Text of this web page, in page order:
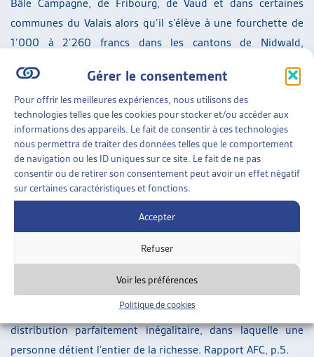
Gérer le consentement
Pour offrir les meilleures expériences, nous utilisons des
technologies telles que les cookies pour stocker et/ou accéder aux
informations des appareils. Le fait de consentir à ces technologies
nous permettra de traiter des données telles que le comportement
de navigation ou les ID uniques sur ce site. Le fait de ne pas
consentir ou de retirer son consentement peut avoir un effet négatif
sur certaines caractéristiques et fonctions.
Accepter
Refuser
Voir les préférences
Politique de cookies
Bâle Campagne, de Fribourg, de Vaud et dans certaines
communes du Valais alors qu’il s’élève à une fourchette de
1’000 à 2’260 francs dans les cantons de Nidwald,
notamment.
[1]
Administration fédérale des contributions AFC :
L’évolution de la richesse en Suisse de 2003 à 2015,
20.08.2019 (consulté le 04.11.2019)
[2]Selon le rapport de l’AFC, p.8s, elle a augmenté de 754
milliards entre 2003 et 2015, en passant de 1’038 milliards
les cantons (Schwyz : +10,53% et Neuchâtel, +2,15%).
étant la distribution parfaitement égalitaire et 1 la
distribution parfaitement inégalitaire, dans laquelle une
personne détient l’entier de la richesse. Rapport AFC, p.5.